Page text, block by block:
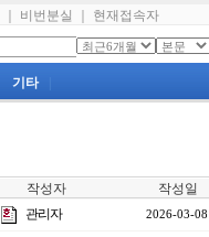
비번분실 현재접속자
기타
작성자 작성일
관리자 2026-03-08